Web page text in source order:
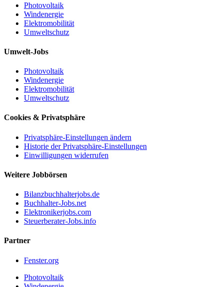
Photovoltaik
Windenergie
Elektromobilität
Umweltschutz
Umwelt-Jobs
Photovoltaik
Windenergie
Elektromobilität
Umweltschutz
Cookies & Privatsphäre
Privatsphäre-Einstellungen ändern
Historie der Privatsphäre-Einstellungen
Einwilligungen widerrufen
Weitere Jobbörsen
Bilanzbuchhalterjobs.de
Buchhalter-Jobs.net
Elektronikerjobs.com
Steuerberater-Jobs.info
Partner
Fenster.org
Photovoltaik